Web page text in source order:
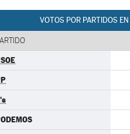
VOTOS POR PARTIDOS